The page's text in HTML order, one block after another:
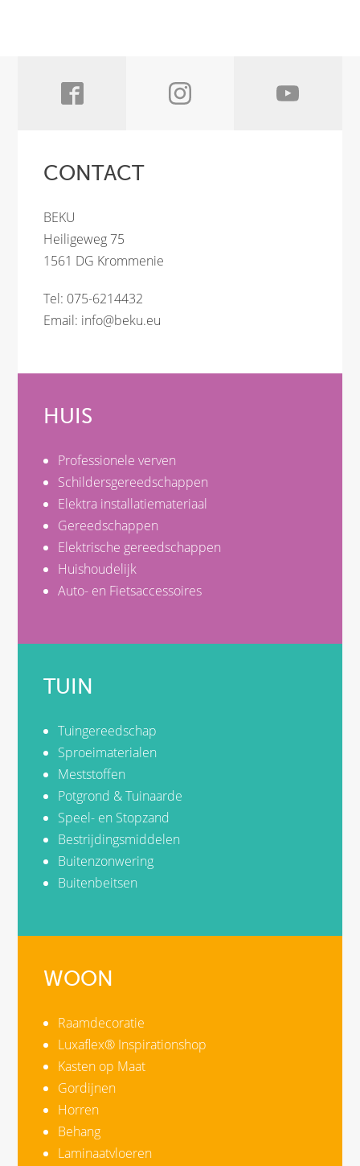
CONTACT
BEKU
Heiligeweg 75
1561 DG Krommenie
Tel: 075-6214432
Email: info@beku.eu
HUIS
Professionele verven
Schildersgereedschappen
Elektra installatiemateriaal
Gereedschappen
Elektrische gereedschappen
Huishoudelijk
Auto- en Fietsaccessoires
TUIN
Tuingereedschap
Sproeimaterialen
Meststoffen
Potgrond & Tuinaarde
Speel- en Stopzand
Bestrijdingsmiddelen
Buitenzonwering
Buitenbeitsen
WOON
Raamdecoratie
Luxaflex® Inspirationshop
Kasten op Maat
Gordijnen
Horren
Behang
Laminaatvloeren